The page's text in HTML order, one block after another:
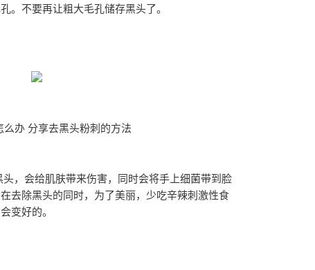
。不要再让粗大毛孔储存黑头了。
么办 分享去黑头粉刺的方法
，会给肌肤带来伤害，同时会将手上细菌带到脸
去除黑头的同时，为了美丽，少吃辛辣刺激性食
变好的。